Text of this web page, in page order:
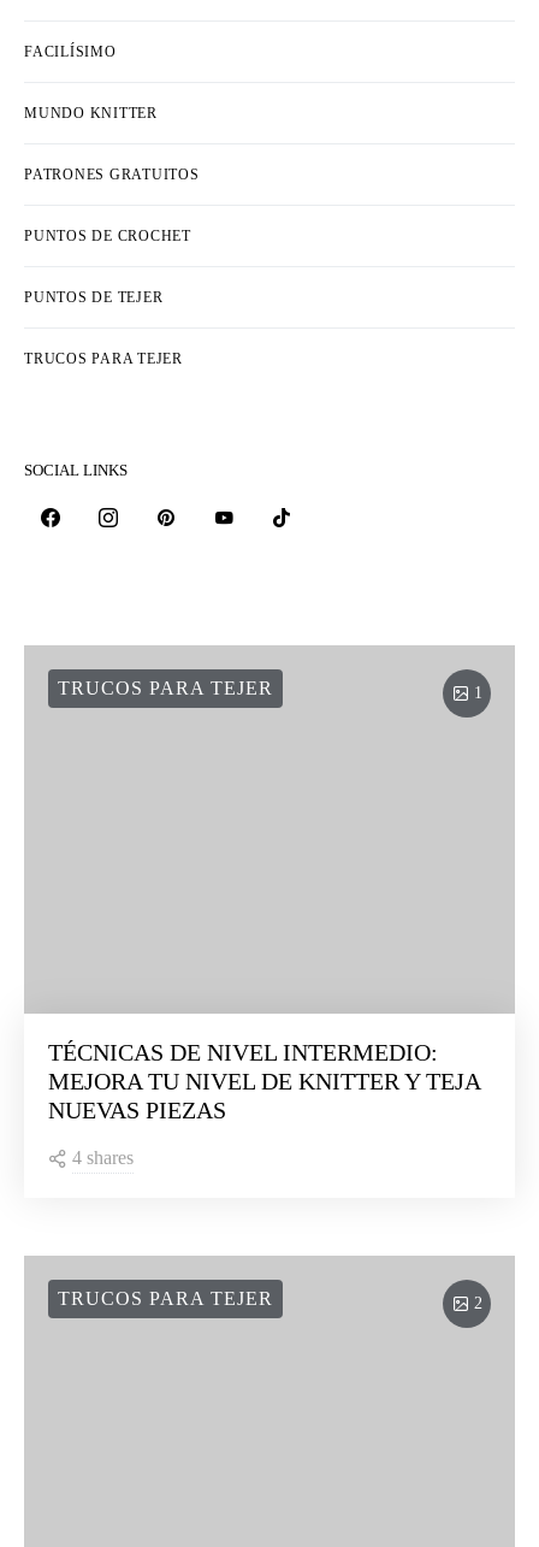
FACILÍSIMO
MUNDO KNITTER
PATRONES GRATUITOS
PUNTOS DE CROCHET
PUNTOS DE TEJER
TRUCOS PARA TEJER
SOCIAL LINKS
1
TRUCOS PARA TEJER
TÉCNICAS DE NIVEL INTERMEDIO:
MEJORA TU NIVEL DE KNITTER Y TEJA
NUEVAS PIEZAS
4 shares
2
TRUCOS PARA TEJER